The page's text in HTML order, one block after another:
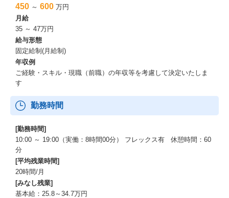
450 ～ 600 万円
月給
35 ～ 47万円
給与形態
固定給制(月給制)
年収例
ご経験・スキル・現職（前職）の年収等を考慮して決定いたしま
す
勤務時間
[勤務時間]
10:00 ～ 19:00（実働：8時間00分） フレックス有 休憩時間：60
分
[平均残業時間]
20時間/月
[みなし残業]
基本給：25.8～34.7万円